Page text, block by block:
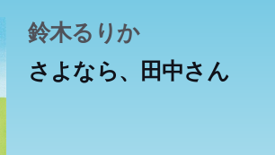
鈴木るりか
さよなら、田中さん